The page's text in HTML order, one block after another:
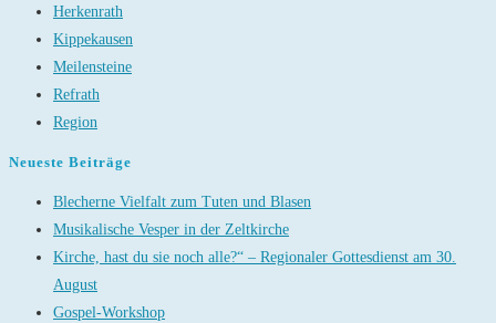
Herkenrath
Kippekausen
Meilensteine
Refrath
Region
Neueste Beiträge
Blecherne Vielfalt zum Tuten und Blasen
Musikalische Vesper in der Zeltkirche
Kirche, hast du sie noch alle?“ – Regionaler Gottesdienst am 30.
August
Gospel-Workshop